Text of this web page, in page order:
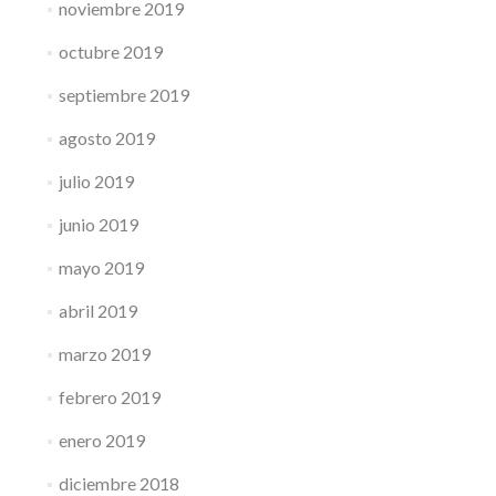
noviembre 2019
octubre 2019
septiembre 2019
agosto 2019
julio 2019
junio 2019
mayo 2019
abril 2019
marzo 2019
febrero 2019
enero 2019
diciembre 2018